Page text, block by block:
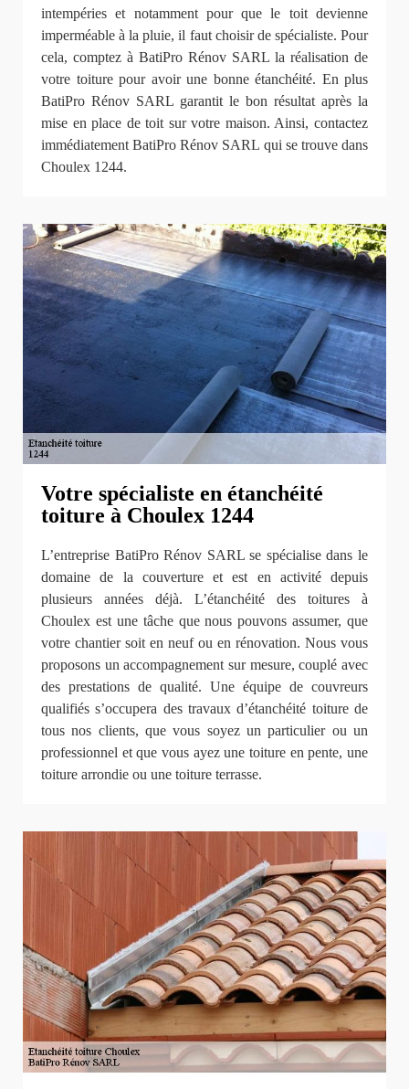
intempéries et notamment pour que le toit devienne
imperméable à la pluie, il faut choisir de spécialiste. Pour
cela, comptez à BatiPro Rénov SARL la réalisation de
votre toiture pour avoir une bonne étanchéité. En plus
BatiPro Rénov SARL garantit le bon résultat après la
mise en place de toit sur votre maison. Ainsi, contactez
immédiatement BatiPro Rénov SARL qui se trouve dans
Choulex 1244.
Votre spécialiste en étanchéité
toiture à Choulex 1244
L’entreprise BatiPro Rénov SARL se spécialise dans le
domaine de la couverture et est en activité depuis
plusieurs années déjà. L’étanchéité des toitures à
Choulex est une tâche que nous pouvons assumer, que
votre chantier soit en neuf ou en rénovation. Nous vous
proposons un accompagnement sur mesure, couplé avec
des prestations de qualité. Une équipe de couvreurs
qualifiés s’occupera des travaux d’étanchéité toiture de
tous nos clients, que vous soyez un particulier ou un
professionnel et que vous ayez une toiture en pente, une
toiture arrondie ou une toiture terrasse.